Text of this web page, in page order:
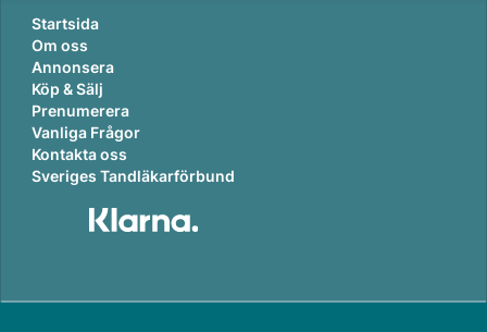
Startsida
Om oss
Annonsera
Köp & Sälj
Prenumerera
Vanliga Frågor
Kontakta oss
Sveriges Tandläkarförbund